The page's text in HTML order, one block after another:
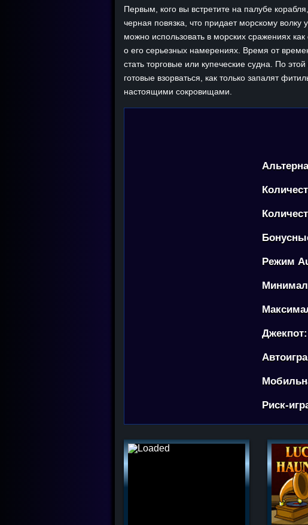
Первым, кого вы встретите на палубе
черная повязка, что придает морскому
можно использовать в морских сражениях
о его серьезных намерениях. Время от
стать торговые или купеческие судна. По
готовые взорваться, как только запалят
настоящими сокровищами.
Режим
Джекпот:
Риск-